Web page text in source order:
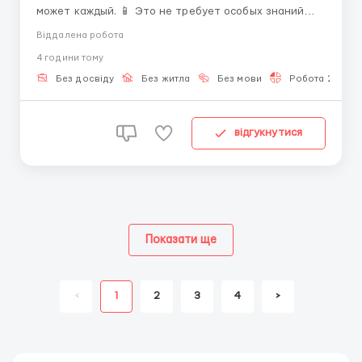
может каждый. 📱 Это не требует особых знаний
или опыта — главное, желание учиться и
совмещать подработку с учёбой, хобби или личными
делами. Ты можешь работать в любое удобное
Віддалена робота
4 години тому
Без досвіду Без житла Без мови Робота 2-3
відгукнутися
< 1 2 3 4 >
Показати ще